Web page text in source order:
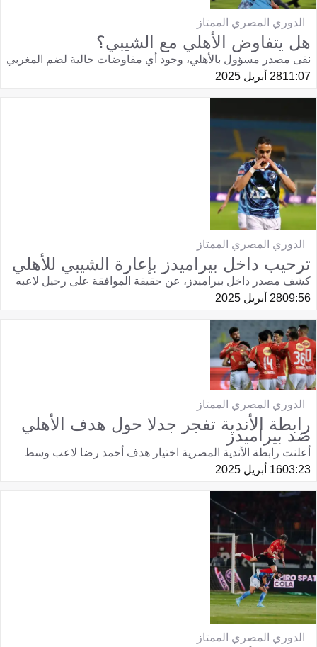
الدوري المصري الممتاز
هل يتفاوض الأهلي مع الشيبي؟
نفى مصدر مسؤول بالأهلي، وجود أي مفاوضات حالية لضم المغربي
11:0728 أبريل 2025
الدوري المصري الممتاز
ترحيب داخل بيراميدز بإعارة الشيبي للأهلي
كشف مصدر داخل بيراميدز، عن حقيقة الموافقة على رحيل لاعبه
09:5628 أبريل 2025
الدوري المصري الممتاز
رابطة الأندية تفجر جدلا حول هدف الأهلي
ضد بيراميدز
أعلنت رابطة الأندية المصرية اختيار هدف أحمد رضا لاعب وسط
03:2316 أبريل 2025
الدوري المصري الممتاز